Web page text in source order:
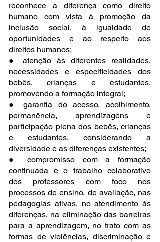
reconhece a diferença como direito
humano com vista à promoção da
inclusão social, à igualdade de
oportunidades e ao respeito aos
direitos humanos;
● atenção às diferentes realidades,
necessidades e especificidades dos
bebês, crianças e estudantes,
promovendo a formação integral;
● garantia do acesso, acolhimento,
permanência, aprendizagens e
participação plena dos bebês, crianças
e estudantes, considerando a
diversidade e as diferenças existentes;
● compromisso com a formação
continuada e o trabalho colaborativo
dos professores com foco nos
processos de ensino, de avaliação, nas
pedagogias ativas, no atendimento às
diferenças, na eliminação das barreiras
para a aprendizagem, no trato com as
formas de violências, discriminação e